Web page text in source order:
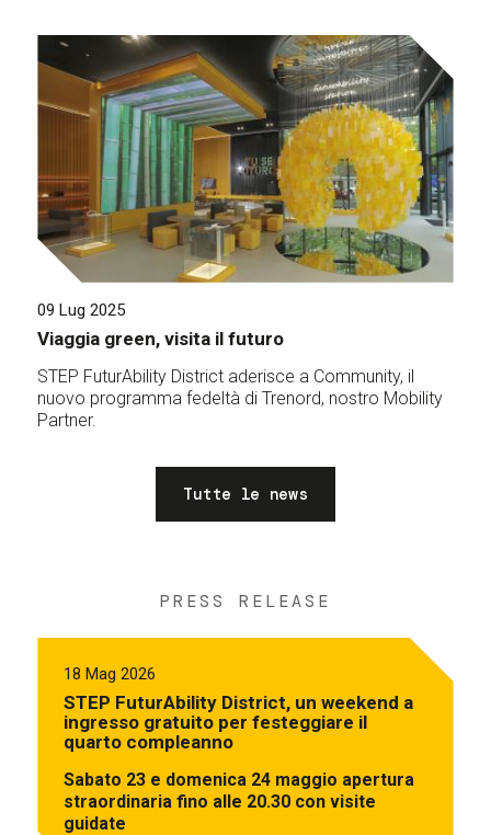
09 Lug 2025
Viaggia green, visita il futuro
STEP FuturAbility District aderisce a Community, il
nuovo programma fedeltà di Trenord, nostro Mobility
Partner.
Tutte le news
PRESS RELEASE
18 Mag 2026
STEP FuturAbility District, un weekend a
ingresso gratuito per festeggiare il
quarto compleanno
Sabato 23 e domenica 24 maggio apertura
straordinaria fino alle 20.30 con visite
guidate